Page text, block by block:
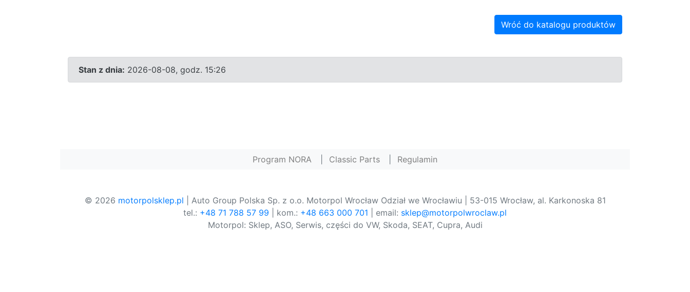
Wróć do katalogu produktów
Stan z dnia: 2026-08-08, godz. 15:26
Program NORA Classic Parts Regulamin
© 2026 motorpolsklep.pl | Auto Group Polska Sp. z o.o. Motorpol Wrocław Odział we Wrocławiu | 53-015 Wrocław, al. Karkonoska 81
tel.: +48 71 788 57 99 | kom.: +48 663 000 701 | email: sklep@motorpolwroclaw.pl
Motorpol: Sklep, ASO, Serwis, części do VW, Skoda, SEAT, Cupra, Audi